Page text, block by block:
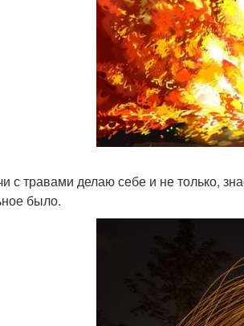
с травами делаю себе и не только,
было.